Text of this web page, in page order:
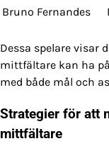
Bruno Fernandes
Dessa spelare visar
mittfältare kan ha
med både mål och
Strategier för att
mittfältare